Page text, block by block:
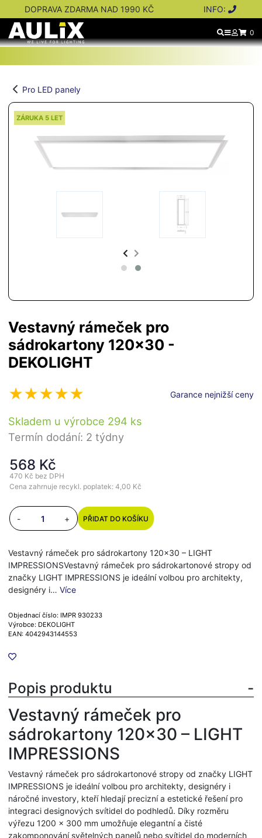
DOPRAVA ZDARMA NAD 1990 KČ INFO:
0
Pro LED panely
Vestavný rámeček pro
sádrokartony 120x30 -
DEKOLIGHT
Garance nejnižší ceny
ZÁRUKA 5 LET
Skladem u výrobce 294 ks
Termín dodání: 2 týdny
568 Kč
470 Kč bez DPH
Cena zahrnuje recykl. poplatek: 4,00 Kč
- + PŘIDAT DO KOŠÍKU
Vestavný rámeček pro sádrokartony 120x30 – LIGHT
IMPRESSIONSVestavný rámeček pro sádrokartonové stropy od
značky LIGHT IMPRESSIONS je ideální volbou pro architekty,
designéry i… Více
Objednací číslo: IMPR 930233
Výrobce: DEKOLIGHT
EAN: 4042943144553
Popis produktu
Vestavný rámeček pro
sádrokartony 120x30 – LIGHT
IMPRESSIONS
Vestavný rámeček pro sádrokartonové stropy od značky LIGHT
IMPRESSIONS je ideální volbou pro architekty, designéry i
náročné investory, kteří hledají precizní a estetické řešení pro
integraci designových svítidel do podhledů. Díky rozměru
výřezu 1200 x 300 mm umožňuje elegantní a čisté
zakomponování světelných panelů nebo svítidel do moderních